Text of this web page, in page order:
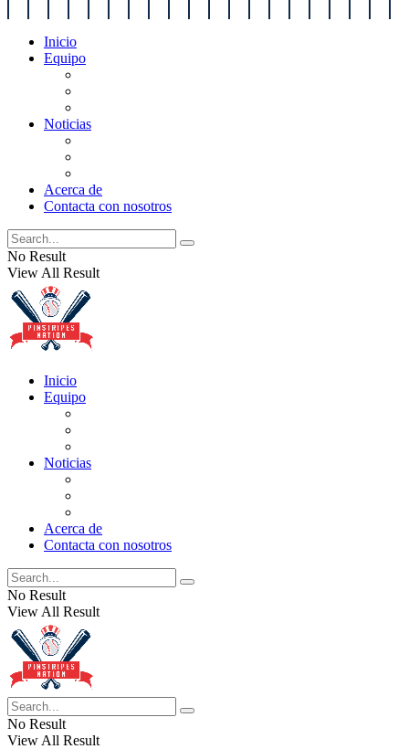
Inicio
Equipo
Noticias
Acerca de
Contacta con nosotros
No Result
View All Result
Inicio
Equipo
Noticias
Acerca de
Contacta con nosotros
No Result
View All Result
No Result
View All Result